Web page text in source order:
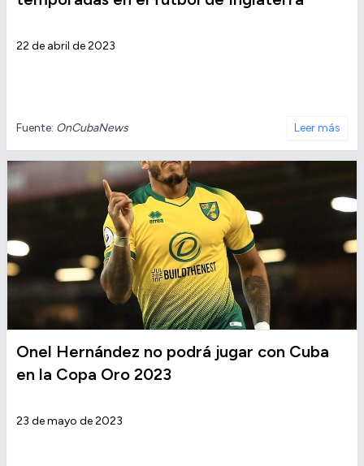
22 de abril de 2023
Fuente: OnCubaNews Leer más
Onel Hernández no podrá jugar con Cuba
en la Copa Oro 2023
23 de mayo de 2023